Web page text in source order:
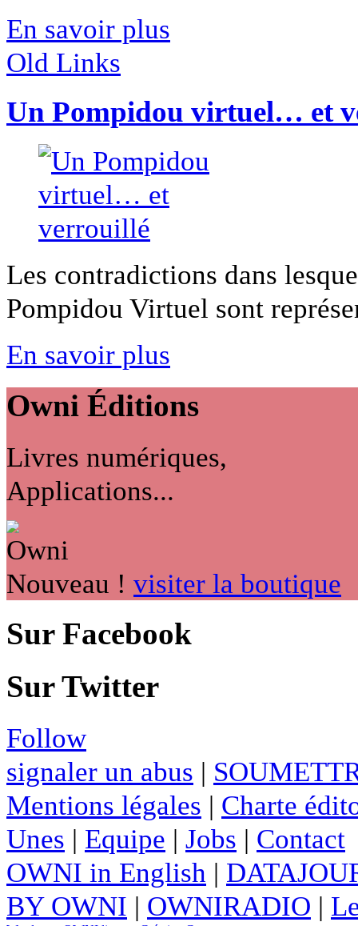
En savoir plus
Old Links
Un Pompidou virtuel… et
Les contradictions dans
Pompidou Virtuel sont
En savoir plus
Owni Éditions
Livres numériques,
Applications...
Nouveau ! visiter la boutique
Sur Facebook
Sur Twitter
Follow
signaler un abus |
Mentions légales | Charte
Unes | Equipe | Jobs | Contact
OWNI in English |
BY OWNI | OWNIRADIO |